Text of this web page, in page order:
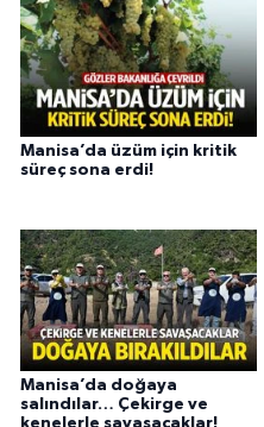
Manisa’da üzüm için kritik
süreç sona erdi!
Manisa’da doğaya
salındılar… Çekirge ve
kenelerle savaşacaklar!